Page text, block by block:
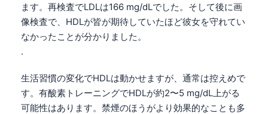
ます。再検査でLDLは166 mg/dLでした。そして後に画
像検査で、HDLが皆が期待していたほど彼女を守れてい
なかったことが分かりました。
.
生活習慣の変化でHDLは動かせますが、通常は控えめで
す。有酸素トレーニングでHDLが約2〜5 mg/dL上がる
可能性はあります。禁煙のほうがより効果的なことも多